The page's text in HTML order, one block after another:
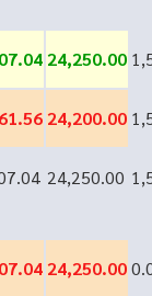
24,250.00
24,200.00
24,250.00
24,250.00